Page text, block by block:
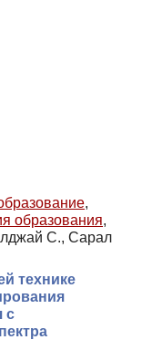
,
образования,
С., Сарал
технике
с